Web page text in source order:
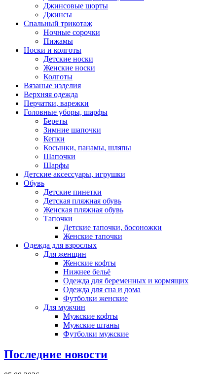
Джинсовые шорты
Джинсы
Спальный трикотаж
Ночные сорочки
Пижамы
Носки и колготы
Детские носки
Женские носки
Колготы
Вязаные изделия
Верхняя одежда
Перчатки, варежки
Головные уборы, шарфы
Береты
Зимние шапочки
Кепки
Косынки, панамы, шляпы
Шапочки
Шарфы
Детские аксессуары, игрушки
Обувь
Детские пинетки
Детская пляжная обувь
Женская пляжная обувь
Тапочки
Детские тапочки, босоножки
Женские тапочки
Одежда для взрослых
Для женщин
Женские кофты
Нижнее бельё
Одежда для беременных и кормящих
Одежда для сна и дома
Футболки женские
Для мужчин
Мужские кофты
Мужские штаны
Футболки мужские
Последние новости